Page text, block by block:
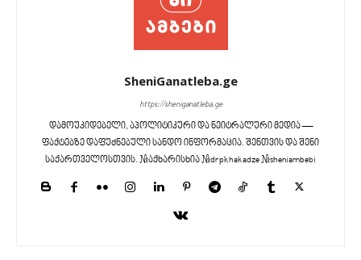
SheniGanatleba.ge
https://sheniganatleba.ge
დამოუკიდებელი, აპოლიტიკური და ნეიტრალური მედია —
ფაქტებზე დაფუძნებული სანდო ინფორმაცია. შენთვის და შენი
საქართველოსთვის. #აქხარისხია #drpkhakadze #sheniambebi